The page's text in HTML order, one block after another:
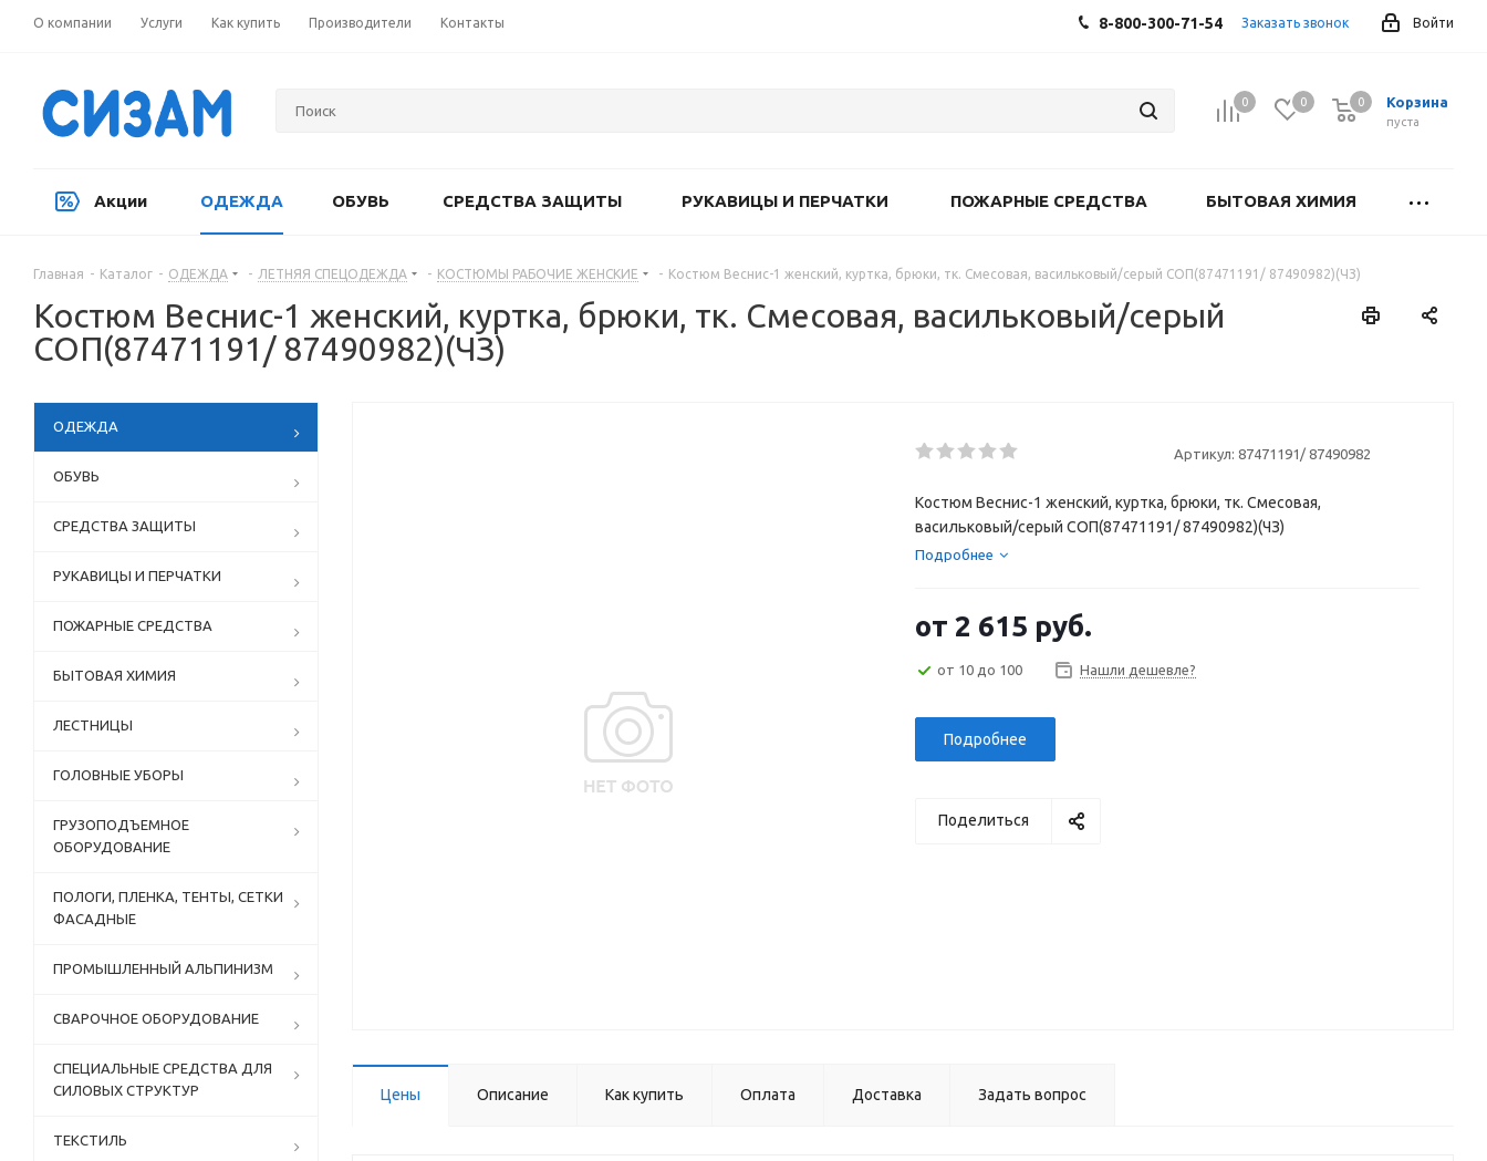
О компании Услуги Как купить Производители Контакты Войти
8-800-300-71-54 Заказать звонок
0 0 Корзина
0
пуста
0
Акции ОДЕЖДА ОБУВЬ СРЕДСТВА ЗАЩИТЫ РУКАВИЦЫ И ПЕРЧАТКИ ПОЖАРНЫЕ СРЕДСТВА БЫТОВАЯ ХИМИЯ
Главная - Каталог - ОДЕЖДА - ЛЕТНЯЯ СПЕЦОДЕЖДА - КОСТЮМЫ РАБОЧИЕ ЖЕНСКИЕ - Костюм Веснис-1 женский, куртка, брюки, тк. Смесовая, васильковый/серый СОП(87471191/ 87490982)(ЧЗ)
Костюм Веснис-1 женский, куртка, брюки, тк. Смесовая, васильковый/серый
СОП(87471191/ 87490982)(ЧЗ)
Артикул: 87471191/ 87490982
Костюм Веснис-1 женский, куртка, брюки, тк. Смесовая,
васильковый/серый СОП(87471191/ 87490982)(ЧЗ)
Подробнее
от 2 615 руб.
от 10 до 100 Нашли дешевле?
Подробнее
Поделиться
Цены Описание Как купить Оплата Доставка Задать вопрос
ОДЕЖДА
ОБУВЬ
СРЕДСТВА ЗАЩИТЫ
РУКАВИЦЫ И ПЕРЧАТКИ
ПОЖАРНЫЕ СРЕДСТВА
БЫТОВАЯ ХИМИЯ
ЛЕСТНИЦЫ
ГОЛОВНЫЕ УБОРЫ
ГРУЗОПОДЪЕМНОЕ
ОБОРУДОВАНИЕ
ПОЛОГИ, ПЛЕНКА, ТЕНТЫ, СЕТКИ
ФАСАДНЫЕ
ПРОМЫШЛЕННЫЙ АЛЬПИНИЗМ
СВАРОЧНОЕ ОБОРУДОВАНИЕ
СПЕЦИАЛЬНЫЕ СРЕДСТВА ДЛЯ
СИЛОВЫХ СТРУКТУР
ТЕКСТИЛЬ